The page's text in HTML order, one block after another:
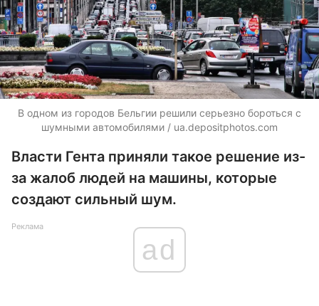
В одном из городов Бельгии решили серьезно бороться с
шумными автомобилями / ua.depositphotos.com
Власти Гента приняли такое решение из-
за жалоб людей на машины, которые
создают сильный шум.
Реклама
ad